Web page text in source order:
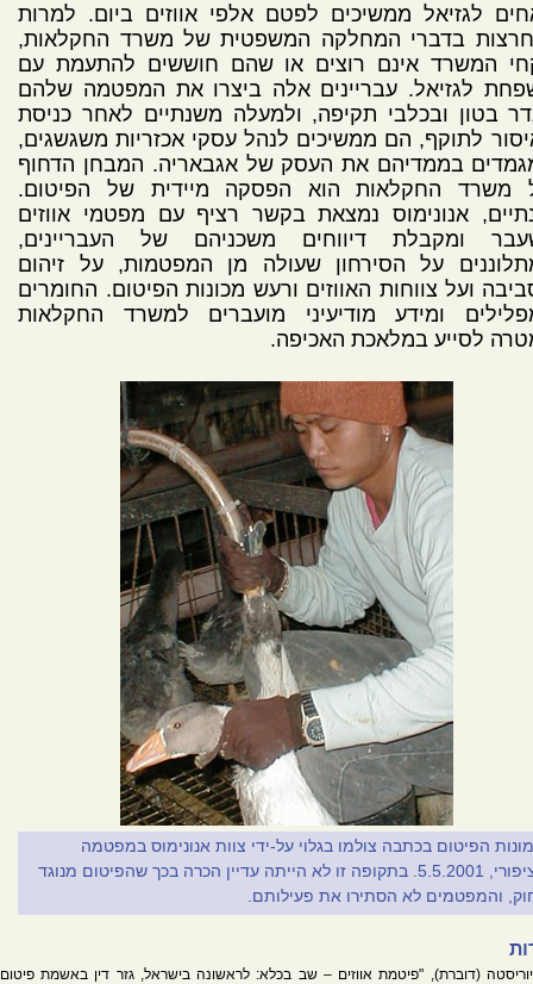
לגזיאל ממשיכים לפטם אלפי אווזים ביום. למרות
בדברי המחלקה המשפטית של משרד החקלאות,
המשרד אינם רוצים או שהם חוששים להתעמת עם
לגזיאל. עבריינים אלה ביצרו את המפטמה שלהם
בטון ובכלבי תקיפה, ולמעלה משנתיים לאחר כניסת
לתוקף, הם ממשיכים לנהל עסקי אכזריות משגשגים,
בממדיהם את העסק של אגבאריה. המבחן הדחוף
משרד החקלאות הוא הפסקה מיידית של הפיטום.
אנונימוס נמצאת בקשר רציף עם מפטמי אווזים
ומקבלת דיווחים משכניהם של העבריינים,
על הסירחון שעולה מן המפטמות, על זיהום
ועל צווחות האווזים ורעש מכונות הפיטום. החומרים
ומידע מודיעיני מועברים למשרד החקלאות
לסייע במלאכת האכיפה.
הפיטום בכתבה צולמו בגלוי על-ידי צוות אנונימוס במפטמה
בציפורי, 5.5.2001. בתקופה זו לא הייתה עדיין הכרה בכך שהפיטום מנוגד
והמפטמים לא הסתירו את פעילותם.
(דוברת), "פיטמת אווזים – שב בכלא: לראשונה בישראל, גזר דין באשמת פיטום